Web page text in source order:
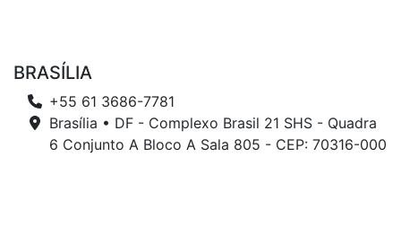
BRASÍLIA
+55 61 3686-7781
Brasília • DF - Complexo Brasil 21 SHS - Quadra
6 Conjunto A Bloco A Sala 805 - CEP: 70316-000